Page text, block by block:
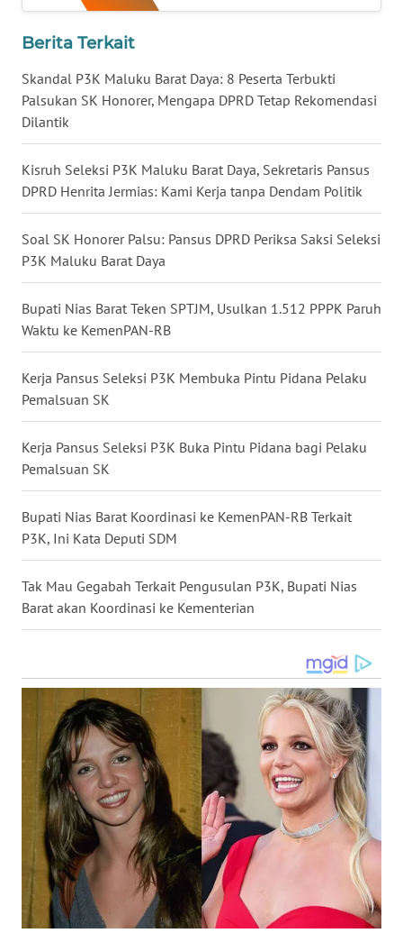
Berita Terkait
Skandal P3K Maluku Barat Daya: 8 Peserta Terbukti
Palsukan SK Honorer, Mengapa DPRD Tetap Rekomendasi
Dilantik
Kisruh Seleksi P3K Maluku Barat Daya, Sekretaris Pansus
DPRD Henrita Jermias: Kami Kerja tanpa Dendam Politik
Soal SK Honorer Palsu: Pansus DPRD Periksa Saksi Seleksi
P3K Maluku Barat Daya
Bupati Nias Barat Teken SPTJM, Usulkan 1.512 PPPK Paruh
Waktu ke KemenPAN-RB
Kerja Pansus Seleksi P3K Membuka Pintu Pidana Pelaku
Pemalsuan SK
Kerja Pansus Seleksi P3K Buka Pintu Pidana bagi Pelaku
Pemalsuan SK
Bupati Nias Barat Koordinasi ke KemenPAN-RB Terkait
P3K, Ini Kata Deputi SDM
Tak Mau Gegabah Terkait Pengusulan P3K, Bupati Nias
Barat akan Koordinasi ke Kementerian
WN
WN
JOGJA
WN
JATIM
WN
BALI
WN
KALBAR
WN
KALTENG
WN
KALTARA
WN
KALSEL
WN
KALTIM
WN
GORONTALO
WN
SULUT
WN
MALUKU
WN